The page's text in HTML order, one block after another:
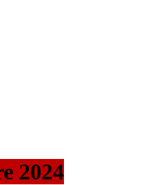
2024